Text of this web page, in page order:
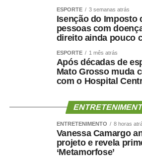
A comissão julgadora avaliou as 81
encaminhadas pelas secretarias
Os 27 estudantes selecionados, um
Federação, participarão da Semana
Legislativa no Senado, entre os dias
As redações foram analisadas com
adaptados do modelo de correção
compreensão do tema,
textual e proposta de intervenção.
Para a diretora da Secretaria de
Senado, Glauciene Lara, o programa
ESPORTE 3 semanas atrás
Isenção do Imposto
pessoas com
direito ainda pouco
ESPORTE 1 mês atrás
Após décadas de
Mato Grosso muda
com o Hospital
ENTRETENIMENTO 8 horas
Vanessa Camargo
projeto e revela
‘Metamorfose’